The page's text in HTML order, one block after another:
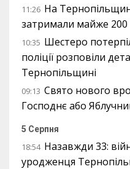
11:26 На
затримали майже 200
10:35 Шестеро
поліції розповіли
Тернопільщині
09:13 Свято нового
Господнє або
5 Серпня
18:54 Назавжди 33:
уродженця